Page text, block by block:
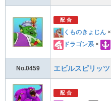
配 合
くものきょじん ×
ドラゴン系 ×
No.0459 エビルスピリッツ
配 合